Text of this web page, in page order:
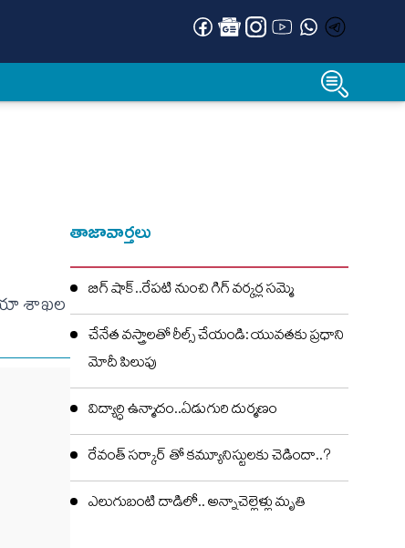
శాఖల
తాజావార్తలు
బిగ్ షాక్..రేపటి నుంచి గిగ్ వర్కర్ల సమ్మె
చేనేత వస్త్రాలతో రీల్స్ చేయండి: యువతకు ప్రధాని
మోదీ పిలుపు
విద్యార్ధి ఉన్మాదం..ఏడుగురి దుర్మణం
రేవంత్ సర్కార్ తో కమ్యూనిస్టులకు చెడిందా..?
ఎలుగుబంటి దాడిలో.. అన్నాచెల్లెళ్లు మృతి